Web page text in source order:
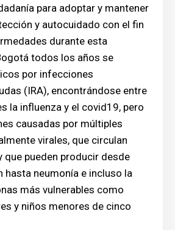
para adoptar y mantener
y autocuidado con el fin
durante esta
todos los años se
por infecciones
(IRA), encontrándose entre
la influenza y el covid19, pero
causadas por múltiples
virales, que circulan
que pueden producir desde
hasta neumonía e incluso la
más vulnerables como
y niños menores de cinco